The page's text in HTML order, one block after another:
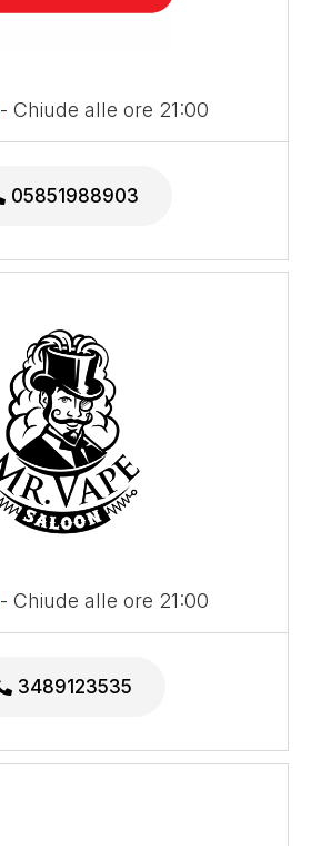
- Chiude alle ore 21:00
05851988903
- Chiude alle ore 21:00
3489123535